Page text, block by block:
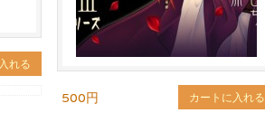
れる
500円 カートに入れる